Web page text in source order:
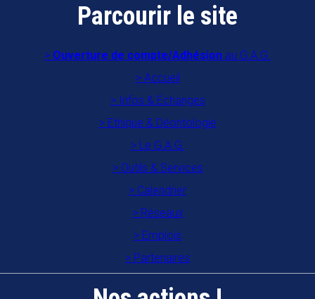
Parcourir le site
Ouverture de compte/Adhésion au G.A.G.
Accueil
Infos & Echanges
Ethique & Déontologie
Le G.A.G.
Outils & Services
Calendrier
Réseaux
Emplois
Partenaires